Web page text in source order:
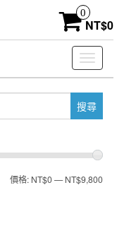
0
NT$0
Toggle
最最
價格: NT$0—NT$9,800